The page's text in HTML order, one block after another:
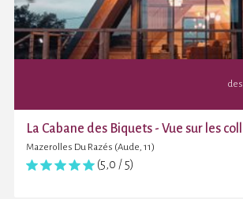
La Cabane des Biquets - Vue sur les
Mazerolles Du Razés (Aude, 11)
(5,0 / 5)